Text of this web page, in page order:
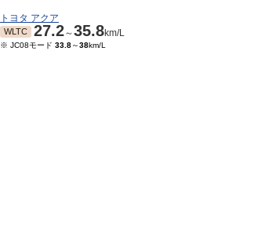
トヨタ アクア
WLTC 27.2～35.8km/L
※ JC08モード 33.8～38km/L